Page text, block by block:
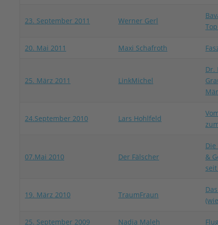
23. September 2011 Werner Gerl
20. Mai 2011 Maxi Schafroth
25. März 2011 LinkMichel
Dr.
24.September 2010 Lars Hohlfeld
07.Mai 2010 Der Fälscher
&
19. März 2010 TraumFraun
25. September 2009 Nadja Maleh